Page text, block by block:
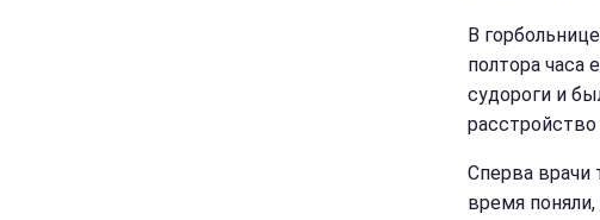
В
полтора часа
судороги и
Сперва врачи
время